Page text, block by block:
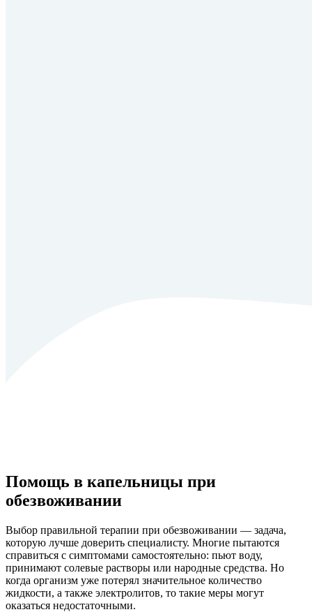
Помощь в капельницы при
обезвоживании
Выбор правильной терапии при обезвоживании — задача,
которую лучше доверить специалисту. Многие пытаются
справиться с симптомами самостоятельно: пьют воду,
принимают солевые растворы или народные средства. Но
когда организм уже потерял значительное количество
жидкости, а также электролитов, то такие меры могут
оказаться недостаточными.